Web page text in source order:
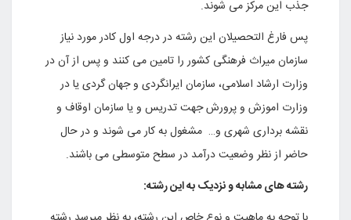
جذب این مرکز می شوند.
پس فارغ التحصیلان این رشته در درجه اول کادر مورد نیاز
سازمان میراث فرهنگی کشور را تامین می کنند و پس از آن در
وزارت ارشاد اسلامی، سازمان ایرانگردی و جهان گردی یا در
وزارت اموزش و پرورش جهت تدریس و یا سازمان اوقاف و
نقشه برداری شهری و… مشغول به کار می شوند و در حال
حاضر از نظر وضعیت درآمد در سطح متوسطی می باشند.
رشته های مشابه و نزدیک به این رشته: